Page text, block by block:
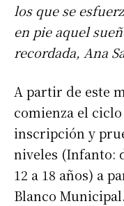
los que se
en pie aquel
recordada, Ana
A partir de este
comienza el
inscripción y
niveles (Infanto:
12 a 18 años) a
Blanco